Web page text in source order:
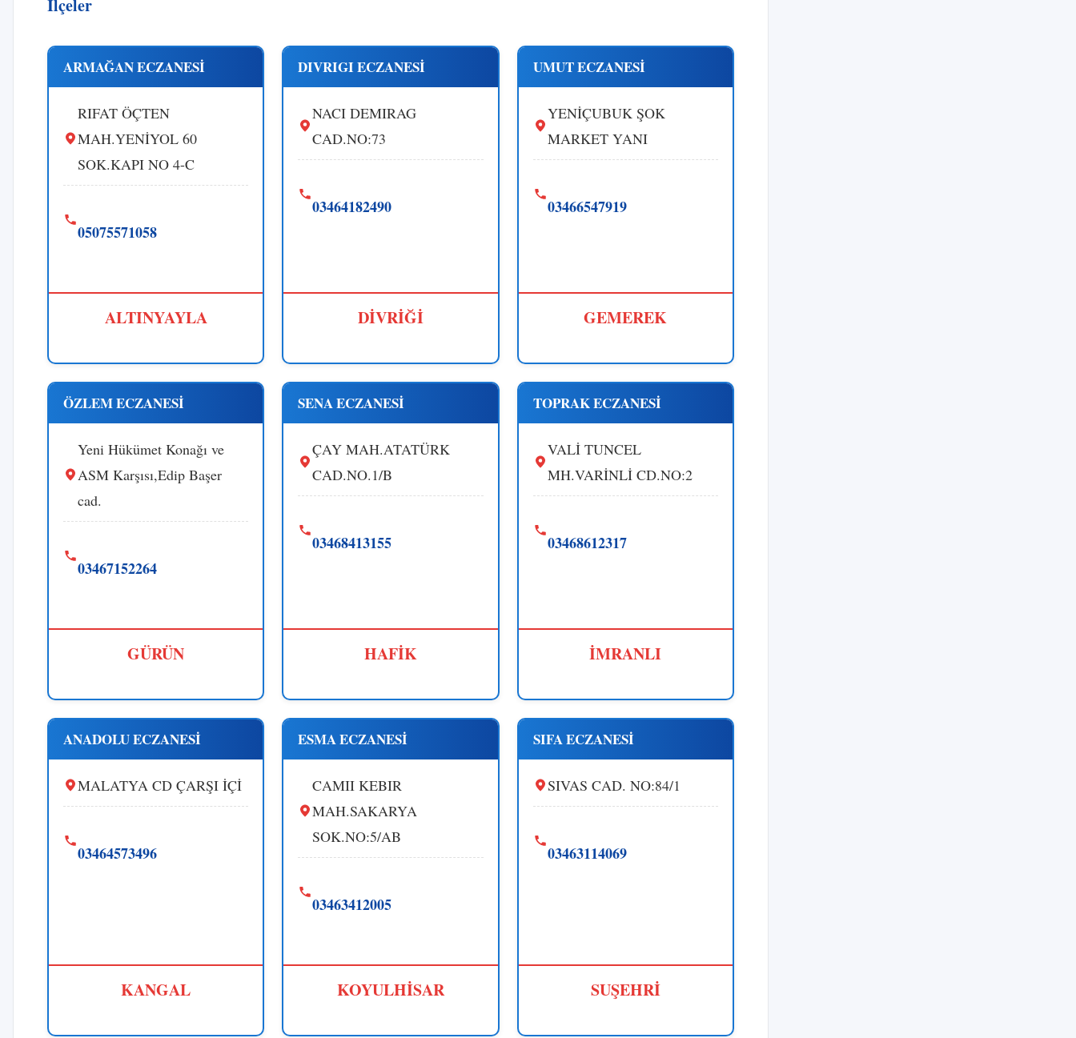
İlçeler
ARMAĞAN ECZANESİ
RIFAT ÖÇTEN
MAH.YENİYOL 60
SOK.KAPI NO 4-C
05075571058
ALTINYAYLA
DIVRIGI ECZANESİ
NACI DEMIRAG
CAD.NO:73
03464182490
DİVRİĞİ
UMUT ECZANESİ
YENİÇUBUK ŞOK
MARKET YANI
03466547919
GEMEREK
ÖZLEM ECZANESİ
Yeni Hükümet Konağı ve
ASM Karşısı,Edip Başer
cad.
03467152264
GÜRÜN
SENA ECZANESİ
ÇAY MAH.ATATÜRK
CAD.NO.1/B
03468413155
HAFİK
TOPRAK ECZANESİ
VALİ TUNCEL
MH.VARİNLİ CD.NO:2
03468612317
İMRANLI
ANADOLU ECZANESİ
MALATYA CD ÇARŞI İÇİ
03464573496
KANGAL
ESMA ECZANESİ
CAMII KEBIR
MAH.SAKARYA
SOK.NO:5/AB
03463412005
KOYULHİSAR
SIFA ECZANESİ
SIVAS CAD. NO:84/1
03463114069
SUŞEHRİ